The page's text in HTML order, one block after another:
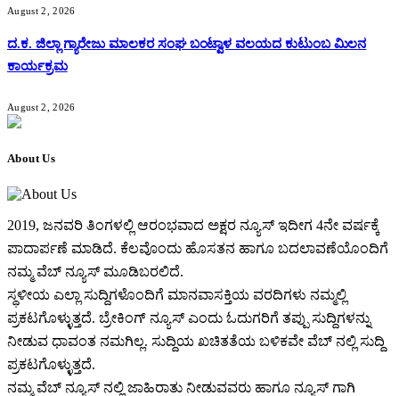
August 2, 2026
ದ.ಕ. ಜಿಲ್ಲಾ ಗ್ಯಾರೇಜು ಮಾಲಕರ ಸಂಘ ಬಂಟ್ವಾಳ ವಲಯದ ಕುಟುಂಬ ಮಿಲನ
ಕಾರ್ಯಕ್ರಮ
August 2, 2026
About Us
2019, ಜನವರಿ‌ ತಿಂಗಳಲ್ಲಿ ಆರಂಭವಾದ ಅಕ್ಷರ ನ್ಯೂಸ್ ಇದೀಗ 4ನೇ ವರ್ಷಕ್ಕೆ
ಪಾದಾರ್ಪಣೆ ಮಾಡಿದೆ. ಕೆಲವೊಂದು ಹೊಸತನ ಹಾಗೂ ಬದಲಾವಣೆಯೊಂದಿಗೆ
ನಮ್ಮ ವೆಬ್ ನ್ಯೂಸ್ ಮೂಡಿಬರಲಿದೆ.
ಸ್ಥಳೀಯ ಎಲ್ಲಾ ಸುದ್ದಿಗಳೊಂದಿಗೆ ಮಾನವಾಸಕ್ತಿಯ ವರದಿಗಳು ನಮ್ಮಲ್ಲಿ
ಪ್ರಕಟಗೊಳ್ಳುತ್ತದೆ. ಬ್ರೇಕಿಂಗ್ ನ್ಯೂಸ್ ಎಂದು ಓದುಗರಿಗೆ ತಪ್ಪು ಸುದ್ದಿಗಳನ್ನು
ನೀಡುವ ಧಾವಂತ ನಮಗಿಲ್ಲ. ಸುದ್ದಿಯ ಖಚಿತತೆಯ ಬಳಿಕವೇ ವೆಬ್ ನಲ್ಲಿ ಸುದ್ದಿ
ಪ್ರಕಟಗೊಳ್ಳುತ್ತದೆ.
ನಮ್ಮ ವೆಬ್ ನ್ಯೂಸ್ ನಲ್ಲಿ ಜಾಹಿರಾತು ನೀಡುವವರು ಹಾಗೂ ನ್ಯೂಸ್ ಗಾಗಿ